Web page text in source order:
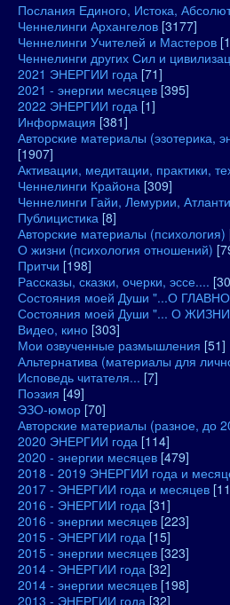
Послания Единого, Истока,
Ченнелинги Архангелов [3177]
Ченнелинги Учителей и Мастеров
Ченнелинги других Сил и
2021 ЭНЕРГИИ года [71]
2021 - энергии месяцев [395]
2022 ЭНЕРГИИ года [1]
Информация [381]
Авторские материалы (эзотерика,
[1907]
Активации, медитации, практики,
Ченнелинги Крайона [309]
Ченнелинги Гайи, Лемурии,
Публицистика [8]
Авторские материалы (психология)
О жизни (психология отношений)
Притчи [198]
Рассказы, сказки, очерки, эссе....
Состояния моей Души "...О
Состояния моей Души "... О
Видео, кино [303]
Мои озвученные размышления [51]
Альтернатива (материалы для
Исповедь читателя... [7]
Поэзия [49]
ЭЗО-юмор [70]
Авторские материалы (разное, до
2020 ЭНЕРГИИ года [114]
2020 - энергии месяцев [479]
2018 - 2019 ЭНЕРГИИ года и
2017 - ЭНЕРГИИ года и месяцев
2016 - ЭНЕРГИИ года [31]
2016 - энергии месяцев [223]
2015 - ЭНЕРГИИ года [15]
2015 - энергии месяцев [323]
2014 - ЭНЕРГИИ года [32]
2014 - энергии месяцев [198]
2013 - ЭНЕРГИИ года [32]